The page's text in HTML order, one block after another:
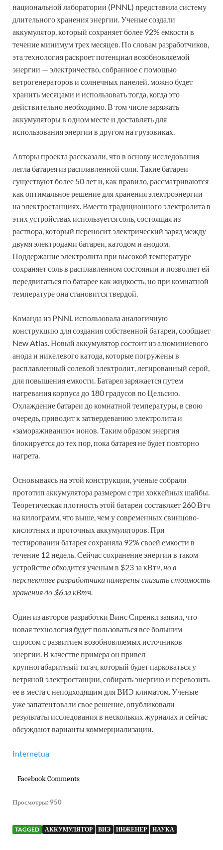
национальной лаборатории (PNNL) представила систему
длительного хранения энергии. Ученые создали
аккумулятор, который сохраняет более 92% емкости в
течение минимум трех месяцев. По словам разработчиков,
эта технология раскроет потенциал возобновляемой
энергии — электричество, собранное с помощью
ветрогенераторов и солнечных панелей, можно будет
хранить месяцами и использовать тогда, когда это
действительно необходимо. В том числе заряжать
аккумуляторы в одном месте и доставлять для
использования энергии в другом на грузовиках.
Авторы проекта рассказали, что в основу исследования
легла батарея из расплавленной соли. Такие батареи
существуют более 50 лет и, как правило, рассматриваются
как оптимальное решение для хранения электроэнергии
на электростанциях. Вместо традиционного электролита в
этих устройствах используется соль, состоящая из
раствора, который переносит электрический заряд между
двумя электродами батареи, катодом и анодом.
Поддержание электролита при высокой температуре
сохраняет соль в расплавленном состоянии и позволяет ей
передвигаться по батарее как жидкость, но при комнатной
температуре она становится твердой.
Команда из PNNL использовала аналогичную
конструкцию для создания собственной батареи, сообщает
New Atlas. Новый аккумулятор состоит из алюминиевого
анода и никелевого катода, которые погружены в
расплавленный солевой электролит, легированный серой,
для повышения емкости. Батарея заряжается путем
нагревания корпуса до 180 градусов по Цельсию.
Охлаждение батареи до комнатной температуры, в свою
очередь, приводит к затвердеванию электролита и
«замораживанию» ионов. Таким образом энергия
блокируется до тех пор, пока батарея не будет повторно
нагрета.
Основываясь на этой конструкции, ученые собрали
прототип аккумулятора размером с три хоккейных шайбы.
Теоретическая плотность этой батареи составляет 260 Втч
на килограмм, что выше, чем у современных свинцово-
кислотных и проточных аккумуляторов. При
тестировании батарея сохраняла 92% своей емкости в
течение 12 недель. Сейчас сохранение энергии в таком
устройстве обходится ученым в $23 за кВтч, но в
перспективе разработчики намерены снизить стоимость
хранения до $6 за кВтч.
Один из авторов разработки Винс Спренкл заявил, что
новая технология будет пользоваться все большим
спросом с развитием возобновляемых источников
энергии. В качестве примера он привел
крупногабаритный тягач, который будет парковаться у
ветряной электростанции, собирать энергию и перевозить
ее в места с неподходящим для ВИЭ климатом. Ученые
уже запатентовали свое решение, опубликовали
результаты исследования в нескольких журналах и сейчас
обсуждают варианты коммерциализации.
Internetua
Facebook Comments
Просмотры: 950
TAGGED АККУМУЛЯТОР ВИЭ ИНЖЕНЕР НАУКА